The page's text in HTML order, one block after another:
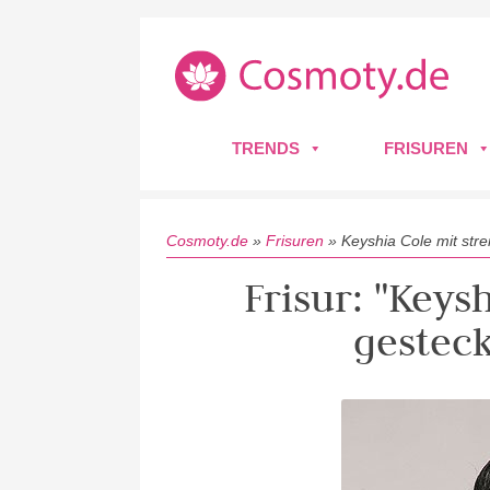
TRENDS FRISUREN
Cosmoty.de » Frisuren » Keyshia Cole mit
Frisur: